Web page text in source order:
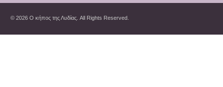
© 2026 Ο κήπος της Λυδίας. All Rights Reserved.